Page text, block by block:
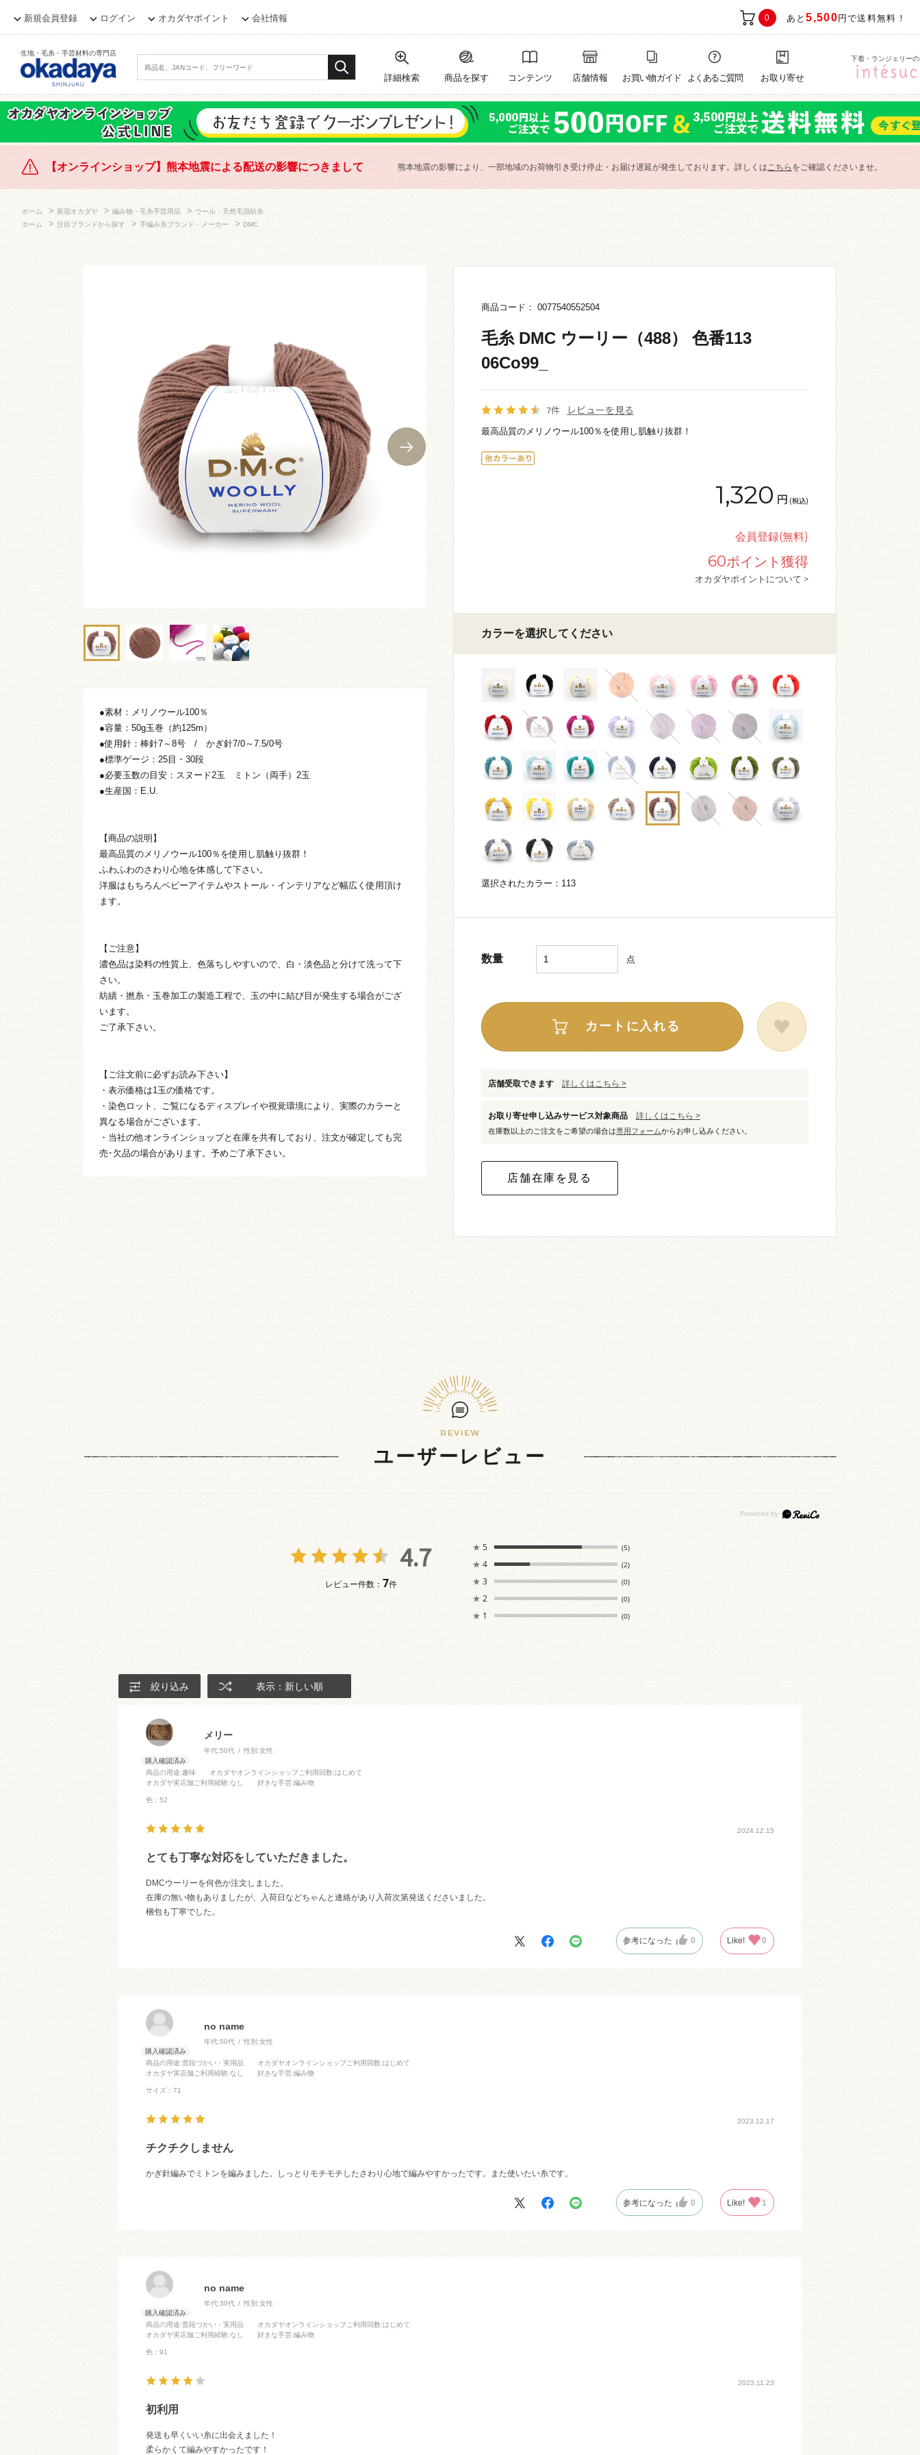
新規会員登録 ログイン オカダヤポイント 会社情報 0 あと5,500 円で送料無料！
生地・毛糸・手芸材料の専門店
詳細検索 商品を探す コンテンツ 店舗情報 お買い物ガイド よくあるご質問 お取り寄せ
下着・ランジェリー
【オンラインショップ】熊本地震による配送の影響につきまして 熊本地震の影響により、一部地域のお荷物引き受け停止・お届け遅延が発生しております。詳しくはこちら をご確認くださいませ。
ホーム > 新宿オカダヤ > 編み物・毛糸手芸用品 > ウール・天然毛混紡糸
ホーム
> 注目ブランドから探す > 手編み糸ブランド・メーカー > DMC
●素材：メリノウール100％
●容量：50g玉巻（約125m）
●使用針：棒針7～8号 / かぎ針7/0～7.5/0号
●標準ゲージ：25目・30段
●必要玉数の目安：スヌード2玉 ミトン（両手）2玉
●生産国：E.U.
【商品の説明】
最高品質のメリノウール100％を使用し肌触り抜群！
ふわふわのさわり心地を体感して下さい。
洋服はもちろんベビーアイテムやストール・インテリアなど幅広く使用頂け
ます。
【ご注意】
濃色品は染料の性質上、色落ちしやすいので、白・淡色品と分けて洗って下
さい。
紡績・撚糸・玉巻加工の製造工程で、玉の中に結び目が発生する場合がござ
います。
ご了承下さい。
【ご注文前に必ずお読み下さい】
・表示価格は1玉の価格です。
・染色ロット、ご覧になるディスプレイや視覚環境により、実際のカラーと
異なる場合がございます。
・当社の他オンラインショップと在庫を共有しており、注文が確定しても完
売･欠品の場合があります。予めご了承下さい。
商品コード： 0077540552504
毛糸 DMC ウーリー（488） 色番113
06Co99_
7件 レビューを見る
最高品質のメリノウール100％を使用し肌触り抜群！
1,320 円 (税込)
会員登録(無料)
60ポイント獲得
オカダヤポイントについて >
カラーを選択してください
選択されたカラー：113
数量 点
カートに入れる
店舗受取できます 詳しくはこちら >
お取り寄せ申し込みサービス対象商品 詳しくはこちら >
在庫数以上のご注文をご希望の場合は専用フォームからお申し込みください。
ユーザーレビュー
4.7
レビュー件数： 7件
★ 5 (5)
★ 4 (2)
★ 3 (0)
★ 2 (0)
★ 1 (0)
絞り込み 表示：新しい順
メリー
年代:50代 性別:女性
商品の用途:趣味 オカダヤオンラインショップご利用回数:はじめて
オカダヤ実店舗ご利用経験:なし 好きな手芸:編み物
色：52
2024.12.15
とても丁寧な対応をしていただきました。
DMCウーリーを何色か注文しました。
在庫の無い物もありましたが、入荷日などちゃんと連絡があり入荷次第発送くださいました。
梱包も丁寧でした。
参考になった 0 Like! 0
no name
年代:50代 性別:女性
商品の用途:普段づかい・実用品 オカダヤオンラインショップご利用回数:はじめて
オカダヤ実店舗ご利用経験:なし 好きな手芸:編み物
サイズ：71
2023.12.17
チクチクしません
かぎ針編みでミトンを編みました。しっとりモチモチしたさわり心地で編みやすかったです。また使いたい糸です。
参考になった 0 Like! 1
no name
年代:30代 性別:女性
商品の用途:普段づかい・実用品 オカダヤオンラインショップご利用回数:はじめて
オカダヤ実店舗ご利用経験:なし 好きな手芸:編み物
色：91
2023.11.23
初利用
発送も早くいい糸に出会えました！
柔らかくて編みやすかったです！